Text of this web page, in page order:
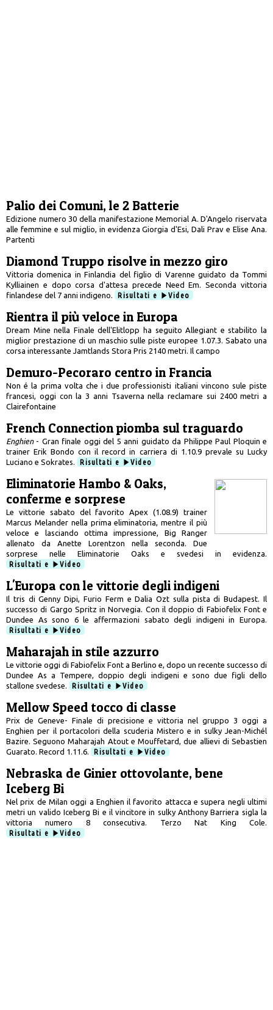
Palio dei Comuni, le 2 Batterie
Edizione numero 30 della manifestazione Memorial A. D'Angelo riservata
alle femmine e sul miglio, in evidenza Giorgia d'Esi, Dali Prav e Elise Ana.
Partenti
Diamond Truppo risolve in mezzo giro
Vittoria domenica in Finlandia del figlio di Varenne guidato da Tommi
Kylliainen e dopo corsa d'attesa precede Need Em. Seconda vittoria
finlandese del 7 anni indigeno.
Risultati e Video
Rientra il più veloce in Europa
Dream Mine nella Finale dell'Elitlopp ha seguito Allegiant e stabilito la
miglior prestazione di un maschio sulle piste europee 1.07.3. Sabato una
corsa interessante Jamtlands Stora Pris 2140 metri. Il campo
Demuro-Pecoraro centro in Francia
Non é la prima volta che i due professionisti italiani vincono sule piste
francesi, oggi con la 3 anni Tsaverna nella reclamare sui 2400 metri a
Clairefontaine
French Connection piomba sul traguardo
Enghien- Gran finale oggi del 5 anni guidato da Philippe Paul Ploquin e
trainer Erik Bondo con il record in carriera di 1.10.9 prevale su Lucky
Luciano e Sokrates.
Risultati e Video
Eliminatorie Hambo & Oaks,
conferme e sorprese
Le vittorie sabato del favorito Apex (1.08.9) trainer
Marcus Melander nella prima eliminatoria, mentre il più
veloce e lasciando ottima impressione, Big Ranger
allenato da Anette Lorentzon nella seconda. Due
sorprese nelle Eliminatorie Oaks e svedesi in evidenza.
Risultati e
Video
L'Europa con le vittorie degli indigeni
Il tris di Genny Dipi, Furio Ferm e Dalia Ozt sulla pista di Budapest. Il
successo di Gargo Spritz in Norvegia. Con il doppio di Fabiofelix Font e
Dundee As sono 6 le affermazioni sabato degli indigeni in Europa.
Risultati e
Video
Maharajah in stile azzurro
Le vittorie oggi di Fabiofelix Font a Berlino e, dopo un recente successo di
Dundee As a Tempere, doppio degli indigeni e sono due figli dello
stallone svedese.
Risultati e Video
Mellow Speed tocco di classe
Prix de Geneve- Finale di precisione e vittoria nel gruppo 3 oggi a
Enghien per il portacolori della scuderia Mistero e in sulky Jean-Michél
Bazire. Seguono Maharajah Atout e Mouffetard, due allievi di Sebastien
Guarato. Record 1.11.6.
Risultati e Video
Nebraska de Ginier ottovolante, bene
Iceberg Bi
Nel prix de Milan oggi a Enghien il favorito attacca e supera negli ultimi
metri un valido Iceberg Bi e il vincitore in sulky Anthony Barriera sigla la
vittoria numero 8 consecutiva. Terzo Nat King Cole.
Risultati e
Video